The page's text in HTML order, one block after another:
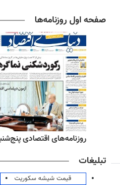
صفحه اول روزنامه‌ها
روزنامه‌های اقتصادی پنج‌شنبه ۱۵ مرداد
تبلیغات
قیمت شیشه سکوریت